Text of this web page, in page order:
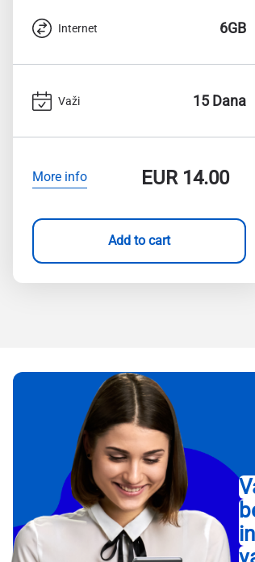
Internet 6GB
Važi 15 Dana
More info EUR14.00
Add to cart